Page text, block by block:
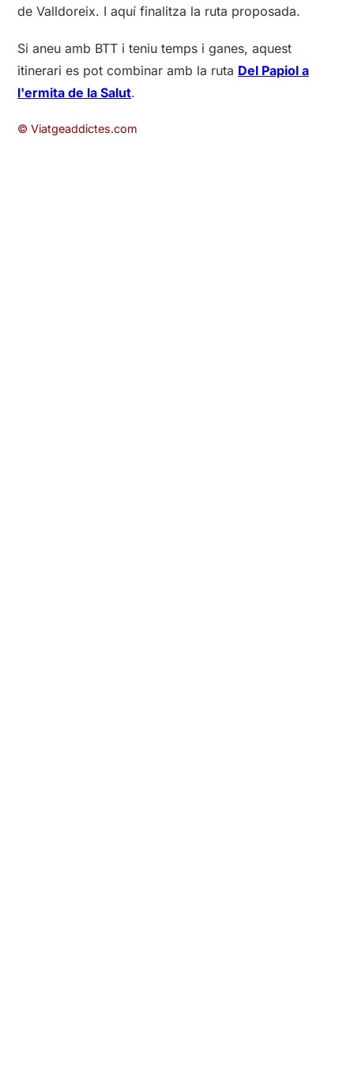
de Valldoreix. I aquí finalitza la ruta proposada.
Si aneu amb BTT i teniu temps i ganes, aquest
itinerari es pot combinar amb la ruta Del Papiol a
l'ermita de la Salut.
© Viatgeaddictes.com